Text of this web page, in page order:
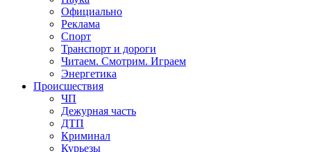
Официально
Реклама
Спорт
Транспорт и дороги
Читаем. Смотрим. Играем
Энергетика
Происшествия
ЧП
Дежурная часть
ДТП
Криминал
Курьезы